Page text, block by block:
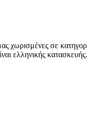
χωρισμένες σε
ελληνικής κατασκευής.